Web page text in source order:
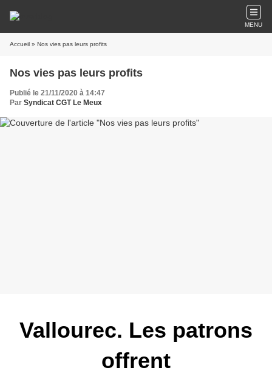
MENU
Accueil » Nos vies pas leurs profits
Nos vies pas leurs profits
Publié le 21/11/2020 à 14:47
Par Syndicat CGT Le Meux
Vallourec. Les patrons
offrent